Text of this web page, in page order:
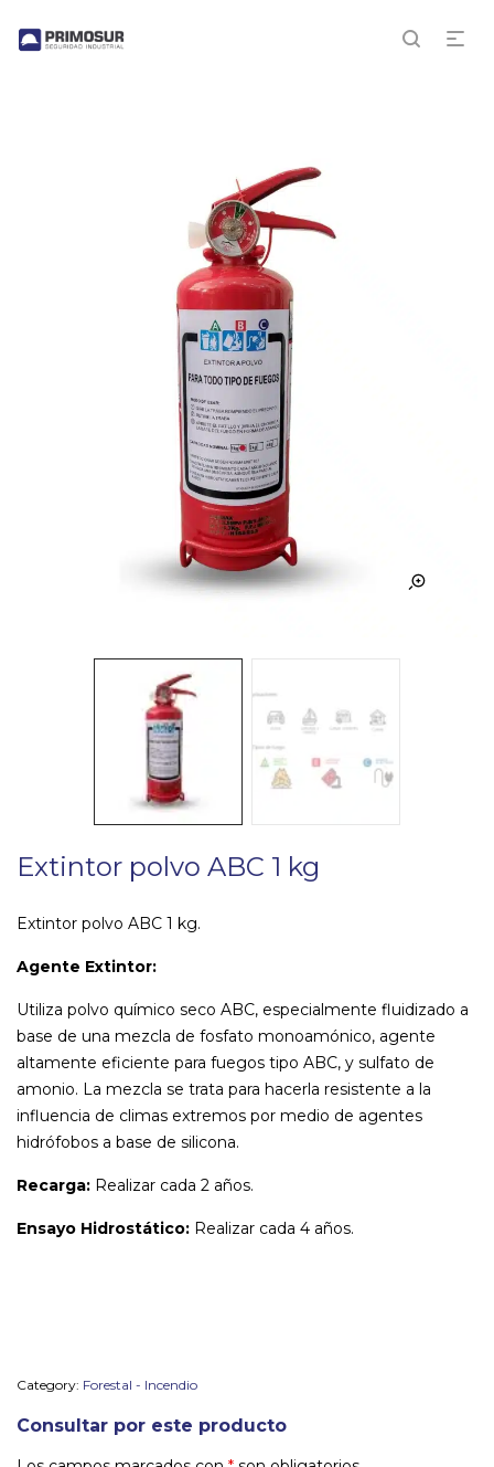
Extintor polvo ABC 1 kg
Extintor polvo ABC 1 kg.
Agente Extintor:
Utiliza polvo químico seco ABC, especialmente fluidizado a
base de una mezcla de fosfato monoamónico, agente
altamente eficiente para fuegos tipo ABC, y sulfato de
amonio. La mezcla se trata para hacerla resistente a la
influencia de climas extremos por medio de agentes
hidrófobos a base de silicona.
Recarga: Realizar cada 2 años.
Ensayo Hidrostático: Realizar cada 4 años.
Category: Forestal - Incendio
Consultar por este producto